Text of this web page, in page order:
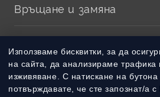
Използваме бисквитки, за да
на сайта, да анализираме
изживяване. С натискане на
потвърждавате, че сте запознат/а с
Връщане и замяна
Методи на плащане
Методи на доставка